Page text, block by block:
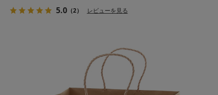
5.0（2） レビューを見る